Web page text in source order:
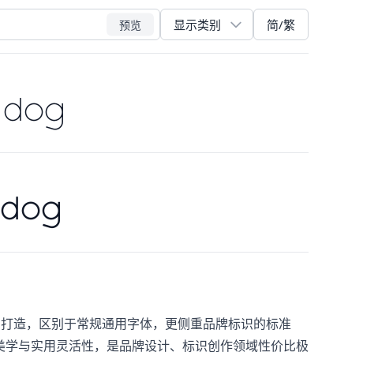
预览 简/繁
造，区别于常规通用字体，更侧重品牌标识的标准
与实用灵活性，是品牌设计、标识创作领域性价比极